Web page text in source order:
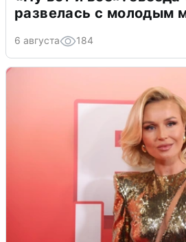
развелась с молодым
6 августа 184